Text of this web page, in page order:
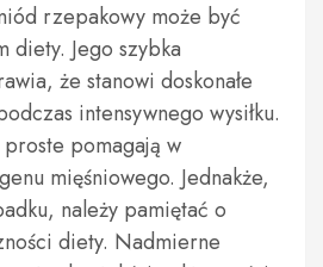
rzepakowy może być
diety. Jego szybka
że stanowi doskonałe
intensywnego wysiłku.
pomagają w
mięśniowego. Jednakże,
należy pamiętać o
diety. Nadmierne